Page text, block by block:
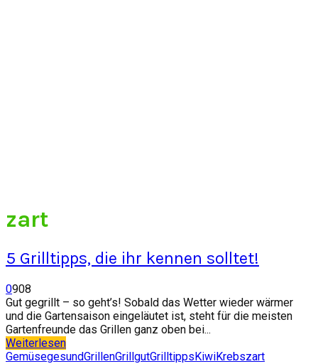
zart
5 Grilltipps, die ihr kennen solltet!
0908
Gut gegrillt – so geht’s! Sobald das Wetter wieder wärmer
und die Gartensaison eingeläutet ist, steht für die meisten
Gartenfreunde das Grillen ganz oben bei...
Weiterlesen
GemüsegesundGrillenGrillgutGrilltippsKiwiKrebszart